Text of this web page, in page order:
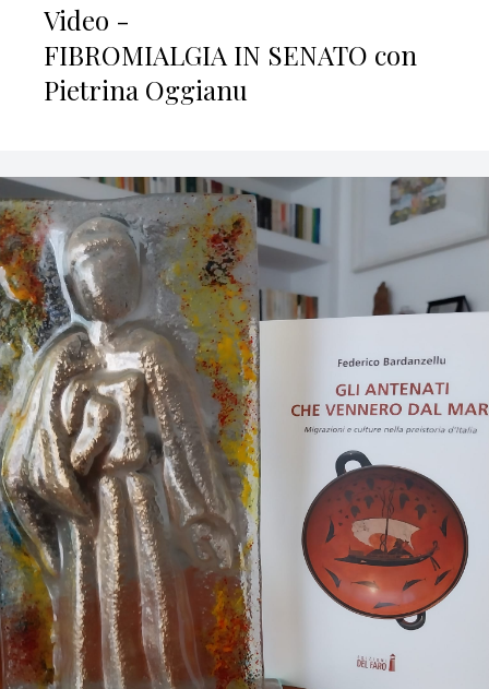
Video -
FIBROMIALGIA IN SENATO con
Pietrina Oggianu